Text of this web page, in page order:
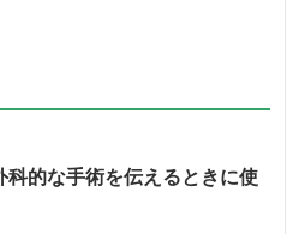
科的な手術を伝えるときに使